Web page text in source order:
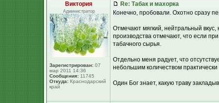
Виктория
Администратор
Зарегистрирован: 07
мар 2011 14:36
Сообщения: 11745
Откуда: Краснодарский
край
Re: Табак и махорка
Конечно, пробовали. Охотно сразу
Отмечают мягкий, нейтральный вкус,
производства отмечают, что если
табачного сырья.
Отдельно меня радует, что
небольшим количеством
Один Бог знает, какую траву